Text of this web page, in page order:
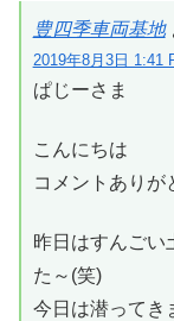
豊四季車両基地
2019年8月3日 1:41
ぱじーさま
こんにちは
コメントありが
昨日はすんごい
た～(笑)
今日は潜ってき